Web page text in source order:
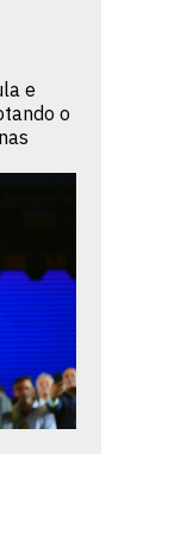
e
o